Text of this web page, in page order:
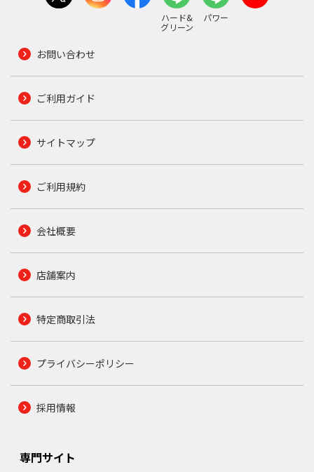
ハード&
グリーン
パワー
お問い合わせ
ご利用ガイド
サイトマップ
ご利用規約
会社概要
店舗案内
特定商取引法
プライバシーポリシー
採用情報
専門サイト